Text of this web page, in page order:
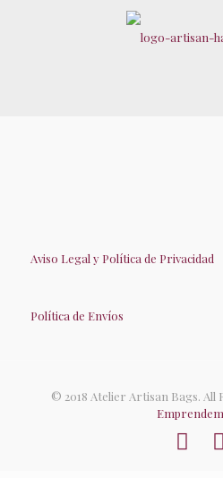
Aviso Legal y Política de Privacidad
Política de Envíos
© 2018 Atelier Artisan Bags. All